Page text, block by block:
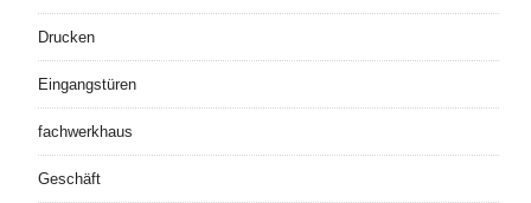
Drucken
Eingangstüren
fachwerkhaus
Geschäft